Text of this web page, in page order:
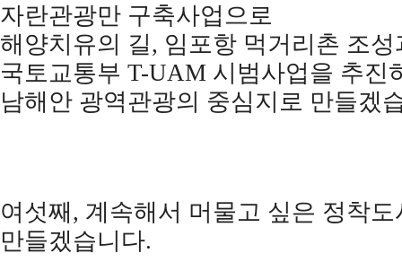
자란관광만 구축사업으로
해양치유의 길, 임포항 먹거리촌 조성
국토교통부 T-UAM 시범사업을 추진
남해안 광역관광의 중심지로 만들겠
여섯째 , 계속해서 머물고 싶은 정착
만들겠습니다.